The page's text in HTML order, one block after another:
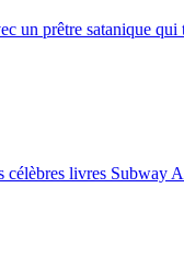
un prêtre satanique qui
célèbres livres Subway